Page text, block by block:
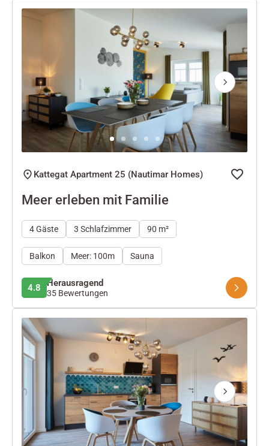
Next
Kattegat Apartment 25 (Nautimar Homes)
Meer erleben mit Familie
4 Gäste 3 Schlafzimmer 90 m²
Balkon Meer: 100m Sauna
4.8 Herausragend
35 Bewertungen
Next